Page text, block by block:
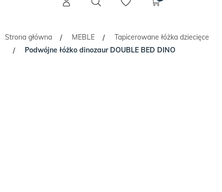
Strona główna / MEBLE /
Tapicerowane łóżka dziecięce
/
Podwójne łóżko dinozaur DOUBLE BED DINO